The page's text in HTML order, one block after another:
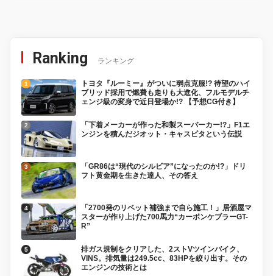
Ranking ランキング
トヨタ『ルーミー』がついに弱点克服!? 待望のハイ
ブリッド採用で燃費も走りも大進化、フルモデルチ
ェンジ級の変身で近日登場か!? 【予想CG付き】
「下着メーカーが作った和製スーパーカー!?」F1エ
ンジンを積んだジオット・キャスピタという伝説
「GR86は“現代のシルビア”になったのか!?」ドリ
フト黄金期を生きた達人、その答え
「2700発のリベット補強まで自ら施工！」居酒屋マ
スターが作り上げた700馬力“カーボンケブラーGT-
R”
排ガス規制をクリアした、2ストVツインバイク、
VINS。排気量は249.5cc、83HPを絞り出す。その
エンジンの技術とは